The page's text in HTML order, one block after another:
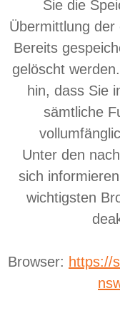
Sie die
Übermittlung
Bereits
gelöscht
hin, dass Sie
sämtliche
Unter den
sich
wichtigsten
Browser: https://